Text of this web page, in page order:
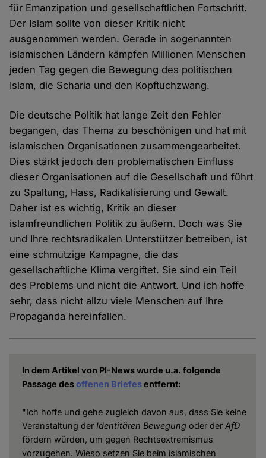
für Emanzipation und gesellschaftlichen Fortschritt.
Der Islam sollte von dieser Kritik nicht
ausgenommen werden. Gerade in sogenannten
islamischen Ländern kämpfen Millionen Menschen
jeden Tag gegen die Bewegung des politischen
Islam, die Scharia und den Kopftuchzwang.
Die deutsche Politik hat lange Zeit den Fehler
begangen, das Thema zu beschönigen und hat mit
islamischen Organisationen zusammengearbeitet.
Dies stärkt jedoch den problematischen Einfluss
dieser Organisationen auf die Gesellschaft und führt
zu Spaltung, Hass, Radikalisierung und Gewalt.
Daher ist es wichtig, Kritik an dieser
islamfreundlichen Politik zu äußern. Doch was Sie
und Ihre rechtsradikalen Unterstützer betreiben, ist
eine schmutzige Kampagne, die das
gesellschaftliche Klima vergiftet. Sie sind ein Teil
des Problems und nicht die Antwort. Und ich hoffe
sehr, dass nicht allzu viele Menschen auf Ihre
Propaganda hereinfallen.
In dem Artikel von PI-News wurde u.a. folgende
Passage desoffenen Briefesentfernt:
"Ich hoffe und gehe zugleich davon aus, dass Sie keine
Veranstaltung der Identitären Bewegungoder der AfD
fördern würden, um gegen Rechtsextremismus
vorzugehen. Wieso setzen Sie beim islamischen